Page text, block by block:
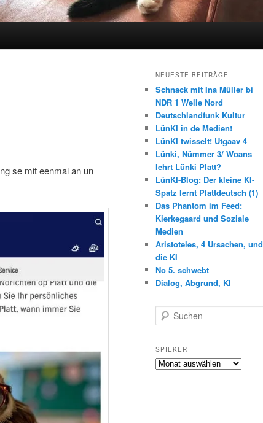
se mit eenmal an un
NEUESTE BEITRÄGE
Schnack mit Ina Müller bi
NDR 1 Welle Nord
Deutschlandfunk Kultur
LünKI in de Medien!
LünKI twisselt! Utgaav 4
Lünki, Nümmer 3/ Woans
lehrt Lünki Platt?
LünKI-Blog: Der kleine KI-
Spatz lernt Plattdeutsch (1)
Das Phantom im Feed:
Kierkegaard und Soziale
Medien
Aristoteles, 4 Ursachen, und
die KI
No 5. schwebt
Dialog, Abgrund, KI
u
h
e
n
SPIEKER
Spieker